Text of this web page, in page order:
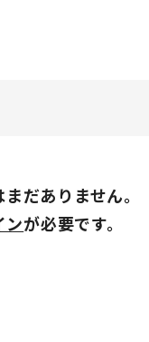
だありません。
ンが必要です。